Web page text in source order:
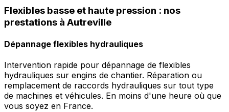
Flexibles basse et haute pression : nos
prestations à Autreville
Dépannage flexibles hydrauliques
Intervention rapide pour dépannage de flexibles
hydrauliques sur engins de chantier. Réparation ou
remplacement de raccords hydrauliques sur tout type
de machines et véhicules. En moins d'une heure où que
vous soyez en France.